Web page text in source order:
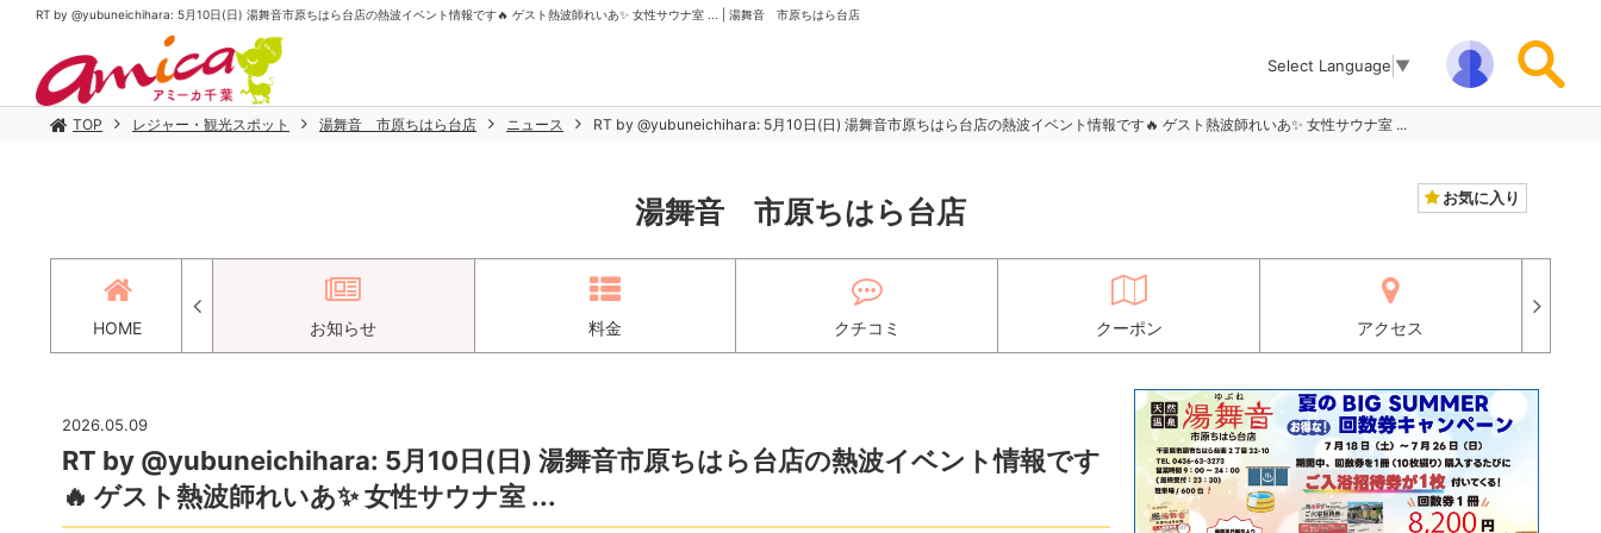
RT by @yubuneichihara: 5月10日(日) 湯舞音市原ちはら台店の熱波イベント情報です🔥 ゲスト熱波師れいあ✨️ 女性サウナ室 ... | 湯舞音 市原ちはら台店
Select Language ▼
TOP レジャー・観光スポット 湯舞音 市原ちはら台店 ニュース RT by @yubuneichihara: 5月10日(日) 湯舞音市原ちはら台店の熱波イベント情報です🔥 ゲスト熱波師れいあ✨️ 女性サウナ室 ...
湯舞音 市原ちはら台店 お気に入り
HOME
アクセス お知らせ 料金 クチコミ クーポン アクセス
2026.05.09
RT by @yubuneichihara: 5月10日(日) 湯舞音市原ちはら台店の熱波イベント情報です
🔥 ゲスト熱波師れいあ✨️ 女性サウナ室 ...